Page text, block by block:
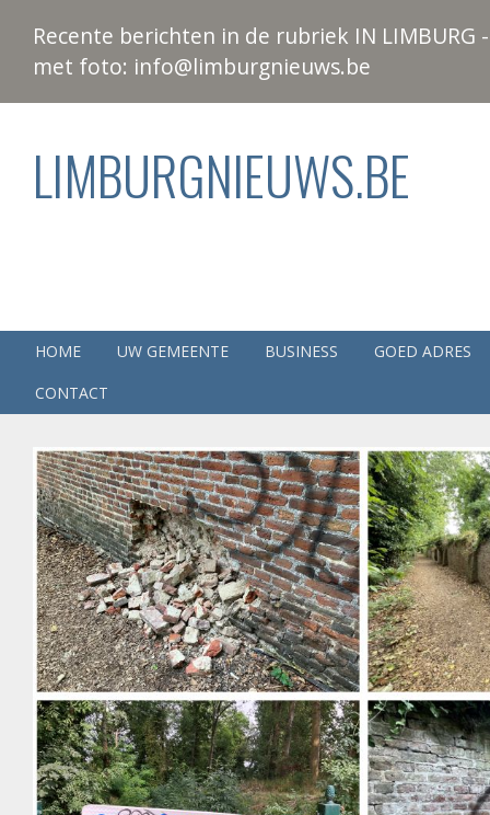
Recente berichten in de rubriek IN
met foto: info@limburgnieuws.be
LIMBURGNIEUWS.BE
HOME UW GEMEENTE BUSINESS
GOED ADRES
CONTACT